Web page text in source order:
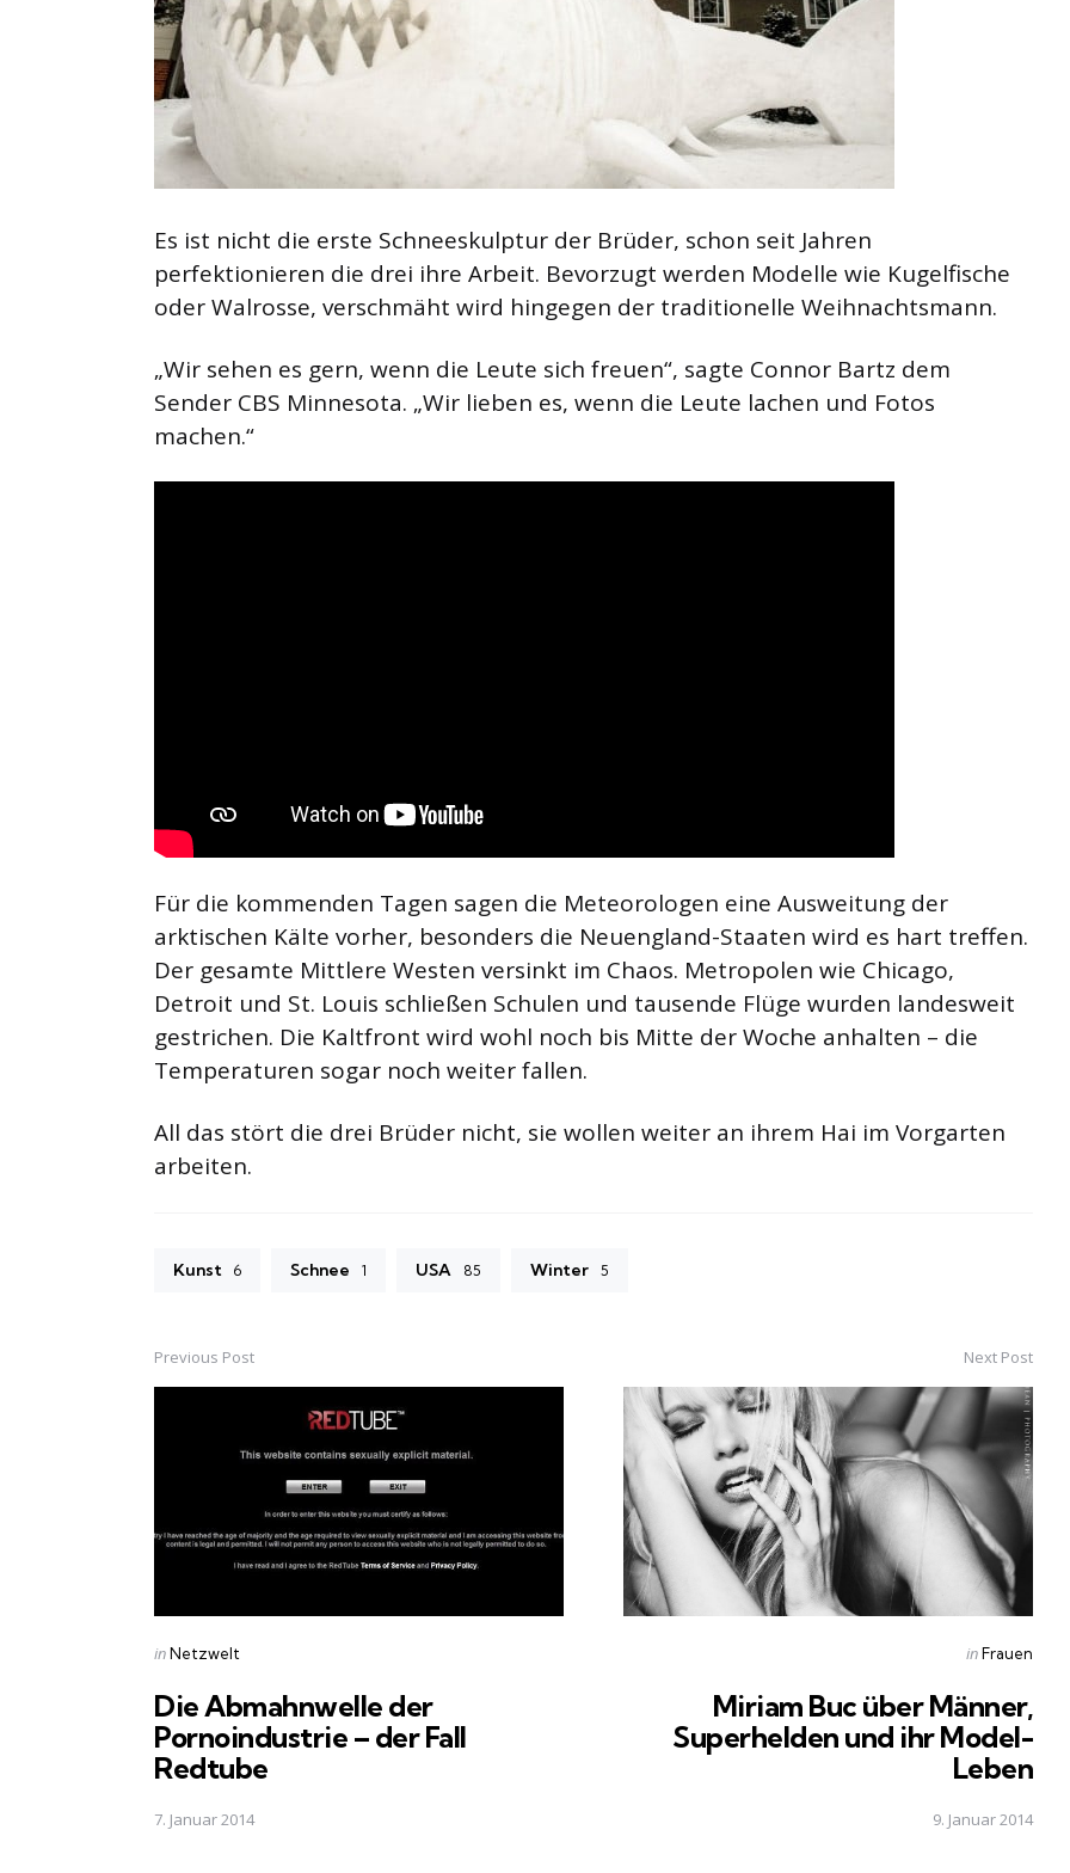
Es ist nicht die erste Schneeskulptur der Brüder, schon seit Jahren
perfektionieren die drei ihre Arbeit. Bevorzugt werden Modelle wie Kugelfische
oder Walrosse, verschmäht wird hingegen der traditionelle Weihnachtsmann.
„Wir sehen es gern, wenn die Leute sich freuen“, sagte Connor Bartz dem
Sender CBS Minnesota. „Wir lieben es, wenn die Leute lachen und Fotos
machen.“
Für die kommenden Tagen sagen die Meteorologen eine Ausweitung der
arktischen Kälte vorher, besonders die Neuengland-Staaten wird es hart treffen.
Der gesamte Mittlere Westen versinkt im Chaos. Metropolen wie Chicago,
Detroit und St. Louis schließen Schulen und tausende Flüge wurden landesweit
gestrichen. Die Kaltfront wird wohl noch bis Mitte der Woche anhalten – die
Temperaturen sogar noch weiter fallen.
All das stört die drei Brüder nicht, sie wollen weiter an ihrem Hai im Vorgarten
arbeiten.
Kunst 6 Schnee 1 USA 85 Winter 5
Post
Previous Post
Posted
inNetzwelt
Die Abmahnwelle der
Pornoindustrie – der Fall
Redtube
7. Januar 2014
Next Post
Posted
inFrauen
Miriam Buc über Männer,
Superhelden und ihr Model-
Leben
9. Januar 2014